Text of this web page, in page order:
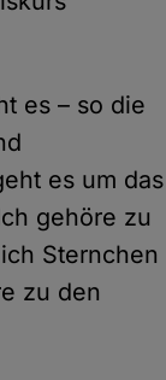
es – so die
es um das
gehöre zu
Sternchen
zu den